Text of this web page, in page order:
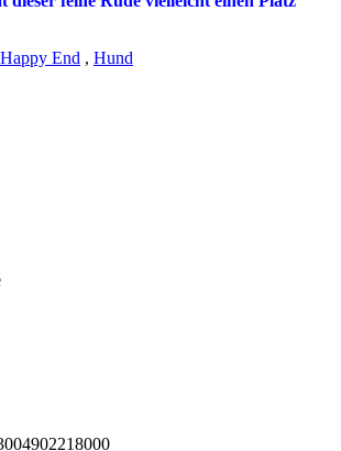
Happy End , Hund